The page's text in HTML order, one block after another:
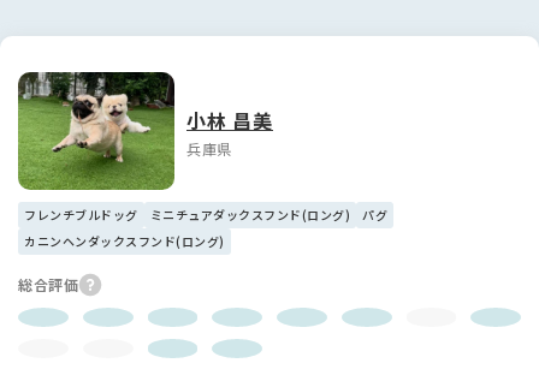
小林 昌美
兵庫県
フレンチブルドッグ ミニチュアダックスフンド(ロング)
パグ
カニンヘンダックスフンド(ロング)
総合評価